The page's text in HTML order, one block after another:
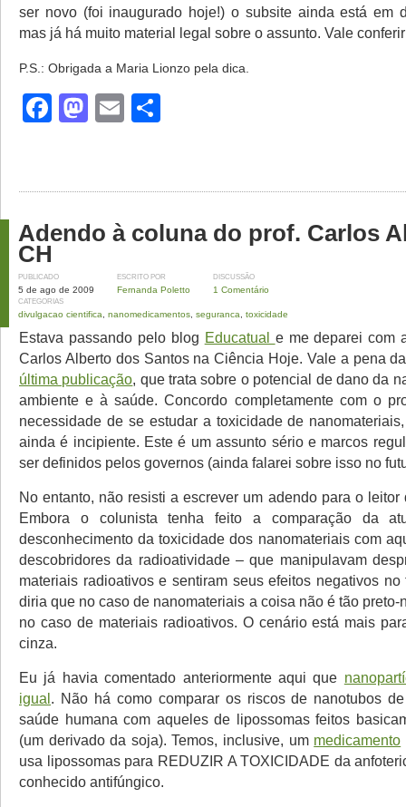
ser novo (foi inaugurado hoje!) o subsite ainda está em
mas já há muito material legal sobre o assunto. Vale
P.S.: Obrigada a Maria Lionzo pela dica.
Facebook
Mastodon
Email
Adendo à coluna do prof. Carlos
CH
PUBLICADO
5 de ago de 2009
ESCRITO POR
Fernanda Poletto
DISCUSSÃO
1 Comentário
CATEGORIAS
divulgacao cientifica nanomedicamentos seguranca toxicidade
Estava passando pelo blog Educatual e me deparei com
Carlos Alberto dos Santos na Ciência Hoje. Vale a pena
última publicação, que trata sobre o potencial de dano da
ambiente e à saúde. Concordo completamente com o
necessidade de se estudar a toxicidade de
ainda é incipiente. Este é um assunto sério e marcos
ser definidos pelos governos (ainda falarei sobre isso no
No entanto, não resisti a escrever um adendo para o
Embora o colunista tenha feito a comparação da
desconhecimento da toxicidade dos nanomateriais com
descobridores da radioatividade – que manipulavam
materiais radioativos e sentiram seus efeitos negativos
diria que no caso de nanomateriais a coisa não é tão preto-
no caso de materiais radioativos. O cenário está mais
cinza.
Eu já havia comentado anteriormente aqui que
igual. Não há como comparar os riscos de nanotubos
saúde humana com aqueles de lipossomas feitos
(um derivado da soja). Temos, inclusive, um medicamento
usa lipossomas para REDUZIR A TOXICIDADE da
conhecido antifúngico.